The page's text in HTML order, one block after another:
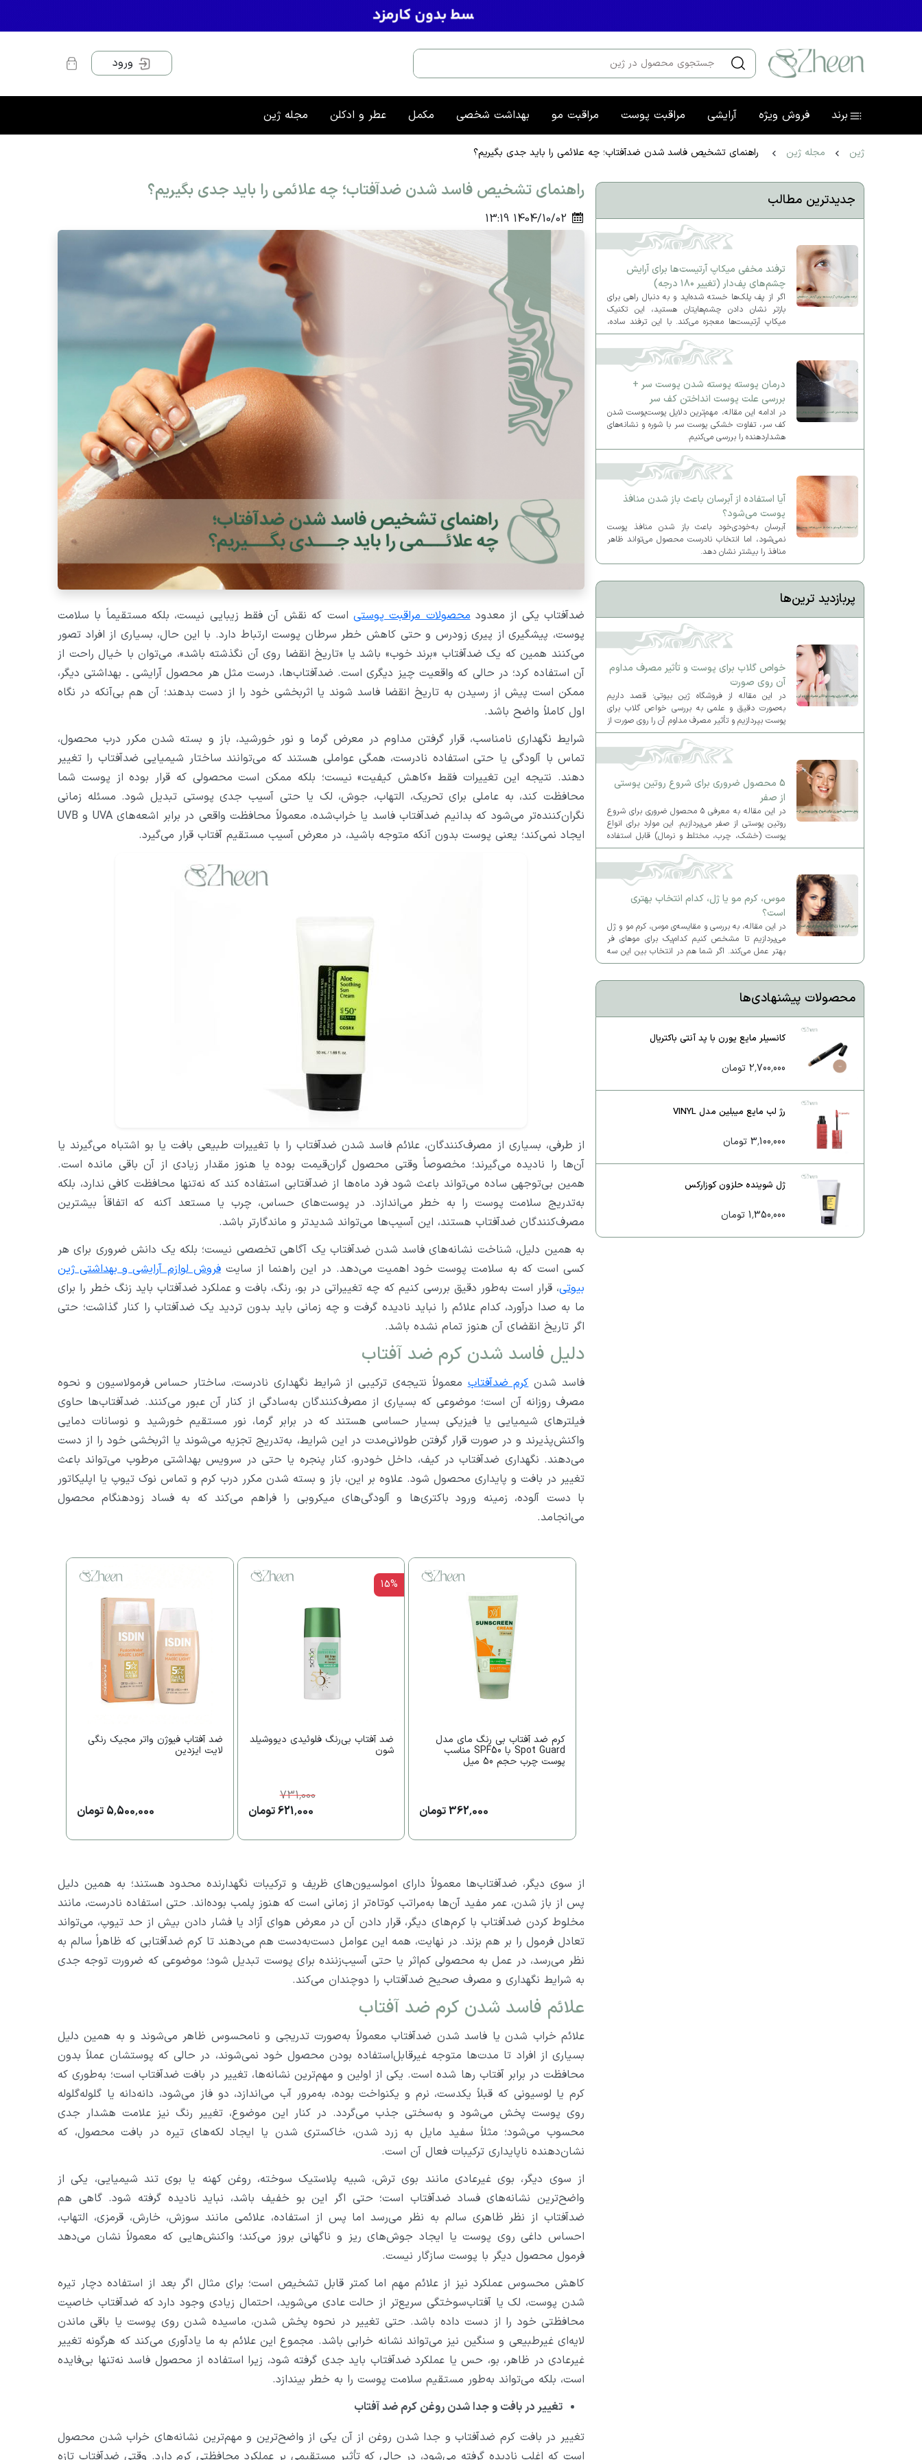
ورود
برند فروش ویژه آرایشی مراقبت پوست مراقبت مو بهداشت شخصی مکمل عطر و ادکلن مجله ژین
ژین مجله ژین راهنمای تشخیص فاسد شدن ضدآفتاب؛ چه علائمی را باید جدی بگیریم؟
جدیدترین مطالب
ترفند مخفی میکاپ آرتیست‌ها برای آرایش
چشم‌های پف‌دار (تغییر ۱۸۰ درجه)
اگر از پف پلک‌ها خسته شده‌اید و به دنبال راهی برای
بازتر نشان دادن چشم‌هایتان هستید، این تکنیک
میکاپ آرتیست‌ها معجزه می‌کند. با این ترفند ساده،
آرایش چشم‌هایتان را کاملاً متحول کنید و ظاهری
لیفت‌شده و جذاب به چهره بدهید.
درمان پوسته پوسته شدن پوست سر +
بررسی علت پوست انداختن کف سر
در ادامه این مقاله، مهم‌ترین دلایل پوست‌پوست شدن
کف سر، تفاوت خشکی پوست سر با شوره و نشانه‌های
هشداردهنده را بررسی می‌کنیم.
آیا استفاده از آبرسان باعث باز شدن منافذ
پوست می‌شود؟
آبرسان به‌خودی‌خود باعث باز شدن منافذ پوست
نمی‌شود، اما انتخاب نادرست محصول می‌تواند ظاهر
منافذ را بیشتر نشان دهد.
پربازدید ترین‌ها
خواص گلاب برای پوست و تأثیر مصرف مداوم
آن روی صورت
در این مقاله از فروشگاه ژین بیوتی؛ قصد داریم
به‌صورت دقیق و علمی به بررسی خواص گلاب برای
پوست بپردازیم و تأثیر مصرف مداوم آن را روی صورت از
جنبه‌های مختلف بررسی کنیم.
5 محصول ضروری برای شروع روتین پوستی
از صفر
در این مقاله به معرفی ۵ محصول ضروری برای شروع
روتین پوستی از صفر می‌پردازیم. این موارد برای انواع
پوست (خشک، چرب، مختلط و نرمال) قابل استفاده
هستند و پایه‌ای مناسب برای روتین روزانه و شبانه شما
موس، کرم مو یا ژل، کدام انتخاب بهتری
است؟
در این مقاله، به بررسی و مقایسه‌ی موس، کرم مو و ژل
می‌پردازیم تا مشخص کنیم کدام‌یک برای موهای فر
بهتر عمل می‌کند. اگر شما هم در انتخاب بین این سه
محصول دچار تردید شده‌اید، این مطلب به شما کمک
محصولات پیشنهادی‌ها
کانسیلر مایع یورن با پد آنتی باکتریال
2,700,000 تومان
رژ لب مایع میبلین مدل VINYL
3,100,000 تومان
ژل شوینده حلزون کوزارکس
1,350,000 تومان
راهنمای تشخیص فاسد شدن ضدآفتاب؛ چه علائمی را باید جدی بگیریم؟
1404/10/02
13:19
ضدآفتاب یکی از معدودمحصولات مراقبت پوستی است که نقش آن فقط زیبایی نیست، بلکه مستقیماً با سلامت
پوست، پیشگیری از پیری زودرس و حتی کاهش خطر سرطان پوست ارتباط دارد. با این حال، بسیاری از افراد تصور
می‌کنند همین که یک ضدآفتاب «برند خوب» باشد یا «تاریخ انقضا روی آن نگذشته باشد»، می‌توان با خیال راحت از
آن استفاده کرد؛ در حالی که واقعیت چیز دیگری است. ضدآفتاب‌ها، درست مثل هر محصول آرایشی ـ بهداشتی دیگر،
ممکن است پیش از رسیدن به تاریخ انقضا فاسد شوند یا اثربخشی خود را از دست بدهند؛ آن هم بی‌آنکه در نگاه
اول کاملاً واضح باشد.
شرایط نگهداری نامناسب، قرار گرفتن مداوم در معرض گرما و نور خورشید، باز و بسته شدن مکرر درب محصول،
تماس با آلودگی یا حتی استفاده نادرست، همگی عواملی هستند که می‌توانند ساختار شیمیایی ضدآفتاب را تغییر
دهند. نتیجه این تغییرات فقط «کاهش کیفیت» نیست؛ بلکه ممکن است محصولی که قرار بوده از پوست شما
محافظت کند، به عاملی برای تحریک، التهاب، جوش، لک یا حتی آسیب جدی پوستی تبدیل شود. مسئله زمانی
نگران‌کننده‌تر می‌شود که بدانیم ضدآفتاب فاسد یا خراب‌شده، معمولاً محافظت واقعی در برابر اشعه‌های UVA و UVB
ایجاد نمی‌کند؛ یعنی پوست بدون آنکه متوجه باشید، در معرض آسیب مستقیم آفتاب قرار می‌گیرد.
از طرفی، بسیاری از مصرف‌کنندگان، علائم فاسد شدن ضدآفتاب را با تغییرات طبیعی بافت یا بو اشتباه می‌گیرند یا
آن‌ها را نادیده می‌گیرند؛ مخصوصاً وقتی محصول گران‌قیمت بوده یا هنوز مقدار زیادی از آن باقی مانده است.
همین بی‌توجهی ساده می‌تواند باعث شود فرد ماه‌ها از ضدآفتابی استفاده کند که نه‌تنها محافظت کافی ندارد، بلکه
به‌تدریج سلامت پوست را به خطر می‌اندازد. در پوست‌های حساس، چرب یا مستعد آکنه که اتفاقاً بیشترین
مصرف‌کنندگان ضدآفتاب هستند، این آسیب‌ها می‌تواند شدیدتر و ماندگارتر باشد.
به همین دلیل، شناخت نشانه‌های فاسد شدن ضدآفتاب یک آگاهی تخصصی نیست؛ بلکه یک دانش ضروری برای هر
کسی است که به سلامت پوست خود اهمیت می‌دهد. در این راهنما از سایتفروش لوازم آرایشی و بهداشتی ژین
بیوتی، قرار است به‌طور دقیق بررسی کنیم که چه تغییراتی در بو، رنگ، بافت و عملکرد ضدآفتاب باید زنگ خطر را برای
ما به صدا درآورد، کدام علائم را نباید نادیده گرفت و چه زمانی باید بدون تردید یک ضدآفتاب را کنار گذاشت؛ حتی
اگر تاریخ انقضای آن هنوز تمام نشده باشد.
دلیل فاسد شدن کرم ضد آفتاب
فاسد شدنکرم ضدآفتابمعمولاً نتیجه‌ی ترکیبی از شرایط نگهداری نادرست، ساختار حساس فرمولاسیون و نحوه
مصرف روزانه آن است؛ موضوعی که بسیاری از مصرف‌کنندگان به‌سادگی از کنار آن عبور می‌کنند. ضدآفتاب‌ها حاوی
فیلترهای شیمیایی یا فیزیکی بسیار حساسی هستند که در برابر گرما، نور مستقیم خورشید و نوسانات دمایی
واکنش‌پذیرند و در صورت قرار گرفتن طولانی‌مدت در این شرایط، به‌تدریج تجزیه می‌شوند یا اثربخشی خود را از دست
می‌دهند. نگهداری ضدآفتاب در کیف، داخل خودرو، کنار پنجره یا حتی در سرویس بهداشتی مرطوب می‌تواند باعث
تغییر در بافت و پایداری محصول شود. علاوه بر این، باز و بسته شدن مکرر درب کرم و تماس نوک تیوپ یا اپلیکاتور
با دست آلوده، زمینه ورود باکتری‌ها و آلودگی‌های میکروبی را فراهم می‌کند که به فساد زودهنگام محصول
می‌انجامد.
کرم ضد آفتاب بی رنگ مای مدل
Spot Guard با SPF50 مناسب
پوست چرب حجم 50 میل
362,000 تومان
15%
ضد آفتاب بی‌رنگ فلوئیدی دیووشیلد
شون
731,000
621,000 تومان
ضد آفتاب فیوژن واتر مجیک رنگی
لایت ایزدین
5,500,000 تومان
از سوی دیگر، ضدآفتاب‌ها معمولاً دارای امولسیون‌های ظریف و ترکیبات نگهدارنده محدود هستند؛ به همین دلیل
پس از باز شدن، عمر مفید آن‌ها به‌مراتب کوتاه‌تر از زمانی است که هنوز پلمب بوده‌اند. حتی استفاده نادرست، مانند
مخلوط کردن ضدآفتاب با کرم‌های دیگر، قرار دادن آن در معرض هوای آزاد یا فشار دادن بیش از حد تیوپ، می‌تواند
تعادل فرمول را بر هم بزند. در نهایت، همه این عوامل دست‌به‌دست هم می‌دهند تا کرم ضدآفتابی که ظاهراً سالم به
نظر می‌رسد، در عمل به محصولی کم‌اثر یا حتی آسیب‌زننده برای پوست تبدیل شود؛ موضوعی که ضرورت توجه جدی
به شرایط نگهداری و مصرف صحیح ضدآفتاب را دوچندان می‌کند.
علائم فاسد شدن کرم ضد آفتاب
علائم خراب شدن یا فاسد شدن ضدآفتاب معمولاً به‌صورت تدریجی و نامحسوس ظاهر می‌شوند و به همین دلیل
بسیاری از افراد تا مدت‌ها متوجه غیرقابل‌استفاده بودن محصول خود نمی‌شوند، در حالی که پوستشان عملاً بدون
محافظت در برابر آفتاب رها شده است. یکی از اولین و مهم‌ترین نشانه‌ها، تغییر در بافت ضدآفتاب است؛ به‌طوری که
کرم یا لوسیونی که قبلاً یکدست، نرم و یکنواخت بوده، به‌مرور آب می‌اندازد، دو فاز می‌شود، دانه‌دانه یا گلوله‌گلوله
روی پوست پخش می‌شود و به‌سختی جذب می‌گردد. در کنار این موضوع، تغییر رنگ نیز علامت هشدار جدی
محسوب می‌شود؛ مثلاً سفید مایل به زرد شدن، خاکستری شدن یا ایجاد لکه‌های تیره در بافت محصول، که
نشان‌دهنده ناپایداری ترکیبات فعال آن است.
از سوی دیگر، بوی غیرعادی مانند بوی ترش، شبیه پلاستیک سوخته، روغن کهنه یا بوی تند شیمیایی، یکی از
واضح‌ترین نشانه‌های فساد ضدآفتاب است؛ حتی اگر این بو خفیف باشد، نباید نادیده گرفته شود. گاهی هم
ضدآفتاب از نظر ظاهری سالم به نظر می‌رسد اما پس از استفاده، علائمی مانند سوزش، خارش، قرمزی، التهاب،
احساس داغی روی پوست یا ایجاد جوش‌های ریز و ناگهانی بروز می‌کند؛ واکنش‌هایی که معمولاً نشان می‌دهد
فرمول محصول دیگر با پوست سازگار نیست.
کاهش محسوس عملکرد نیز از علائم مهم اما کمتر قابل تشخیص است؛ برای مثال اگر بعد از استفاده دچار تیره
شدن پوست، لک یا آفتاب‌سوختگی سریع‌تر از حالت عادی می‌شوید، احتمال زیادی وجود دارد که ضدآفتاب خاصیت
محافظتی خود را از دست داده باشد. حتی تغییر در نحوه پخش شدن، ماسیده شدن روی پوست یا باقی ماندن
لایه‌ای غیرطبیعی و سنگین نیز می‌تواند نشانه خرابی باشد. مجموع این علائم به ما یادآوری می‌کند که هرگونه تغییر
غیرعادی در ظاهر، بو، حس یا عملکرد ضدآفتاب باید جدی گرفته شود، زیرا استفاده از محصول فاسد نه‌تنها بی‌فایده
است، بلکه می‌تواند به‌طور مستقیم سلامت پوست را به خطر بیندازد.
تغییر در بافت و جدا شدن روغن کرم ضد آفتاب
تغییر در بافت کرم ضدآفتاب و جدا شدن روغن از آن یکی از واضح‌ترین و مهم‌ترین نشانه‌های خراب شدن محصول
است که اغلب نادیده گرفته می‌شود، در حالی که تأثیر مستقیمی بر عملکرد محافظتی کرم دارد. وقتی ضدآفتاب تازه